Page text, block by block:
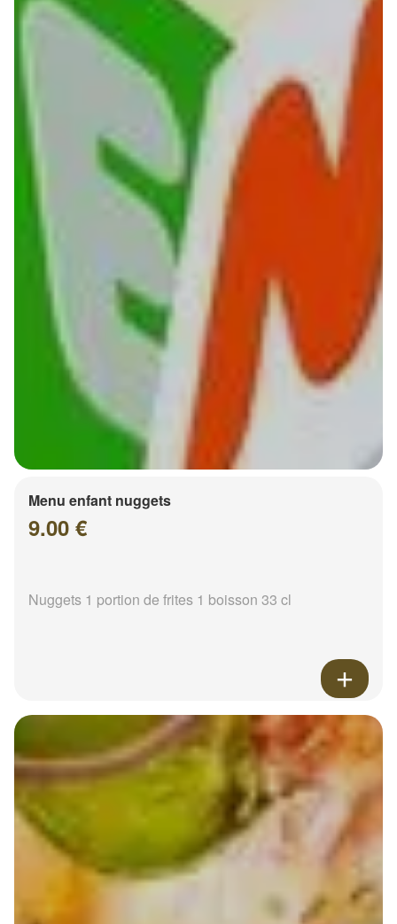
Menu enfant nuggets
9.00 €
Nuggets 1 portion de frites 1 boisson 33 cl